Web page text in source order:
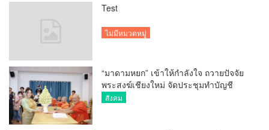
Test
ไม่มีหมวดหมู่
“มาดามหยก” เข้าให้กำลังใจ ถวายปัจจัย
พระสงฆ์เชียงใหม่ จัดประชุมทำบัญชี
รายรับรายจ่ายของวัด กว่า 300 รูป ที่วัด
สังคม